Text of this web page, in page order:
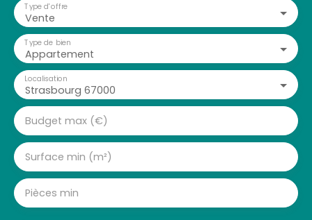
Vente
Type d'offre
Appartement
Type de bien
Strasbourg 67000
Localisation
Budget max (€)
Surface min (m²)
Pièces min